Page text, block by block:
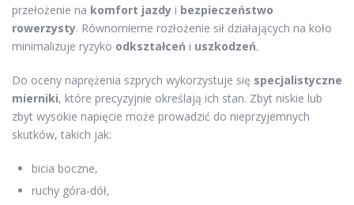
przełożenie na komfort jazdy i bezpieczeństwo
rowerzysty. Równomierne rozłożenie sił działających na koło
minimalizuje ryzyko odkształceń i uszkodzeń.
Do oceny naprężenia szprych wykorzystuje się specjalistyczne
mierniki, które precyzyjnie określają ich stan. Zbyt niskie lub
zbyt wysokie napięcie może prowadzić do nieprzyjemnych
skutków, takich jak:
bicia boczne,
ruchy góra-dół,